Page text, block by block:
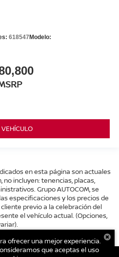
618547Modelo:
en esta página son actuales
incluyen: tenencias, placas,
Grupo AUTOCOM, se
especificaciones y los precios de
previo a la celebración del
el vehículo actual. (Opciones,
ofrecer una mejor experiencia.
que aceptas el uso